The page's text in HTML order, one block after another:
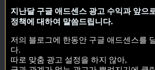
지난달 구글 애드센스 광고 수익과 앞으
정책에 대하여 말씀드립니다.
저의 블로그에 한동안 구글 애드센스를
다.
따로 맞춤 광고 설정을 하지 않아,